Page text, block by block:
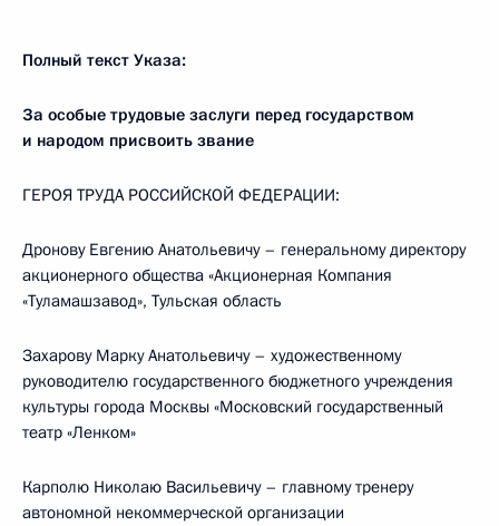
Полный текст Указа:
За особые трудовые заслуги перед государством
и народом присвоить звание
ГЕРОЯ ТРУДА РОССИЙСКОЙ ФЕДЕРАЦИИ:
Дронову Евгению Анатольевичу – генеральному директору
акционерного общества «Акционерная Компания
«Туламашзавод», Тульская область
Захарову Марку Анатольевичу – художественному
руководителю государственного бюджетного учреждения
культуры города Москвы «Московский государственный
театр «Ленком»
Карполю Николаю Васильевичу – главному тренеру
автономной некоммерческой организации